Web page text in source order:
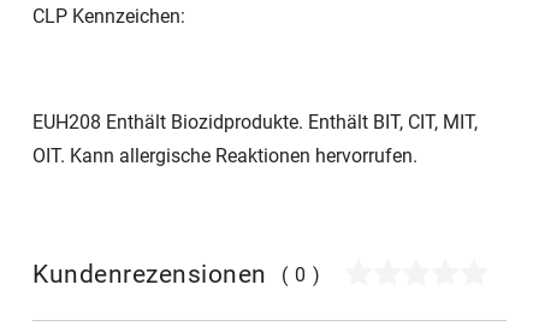
CLP Kennzeichen:
EUH208 Enthält Biozidprodukte. Enthält BIT, CIT, MIT,
OIT. Kann allergische Reaktionen hervorrufen.
Kundenrezensionen (0)